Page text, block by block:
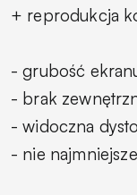
+ reprodukcja
- grubość
- brak
- widoczna
- nie